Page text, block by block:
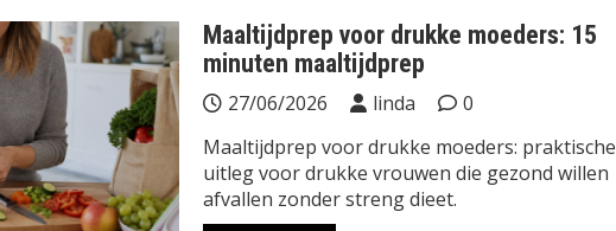
Maaltijdprep voor drukke moeders: 15
minuten maaltijdprep
27/06/2026 linda
0
Maaltijdprep voor drukke moeders: praktische
uitleg voor drukke vrouwen die gezond willen
afvallen zonder streng dieet.